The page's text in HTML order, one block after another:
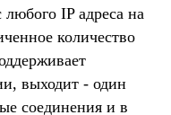
любого IP адреса на
количество
выходит - один
соединения и в